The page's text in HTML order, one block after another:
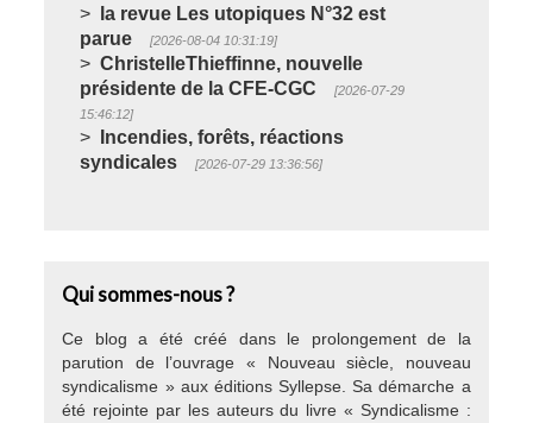
la revue Les utopiques N°32 est
parue
2026-08-04 10:31:19
ChristelleThieffinne, nouvelle
présidente de la CFE-CGC
2026-07-29
15:46:12
Incendies, forêts, réactions
syndicales
2026-07-29 13:36:56
Qui sommes-nous ?
Ce blog a été créé dans le prolongement de la
parution de l’ouvrage « Nouveau siècle, nouveau
syndicalisme » aux éditions Syllepse. Sa démarche a
été rejointe par les auteurs du livre « Syndicalisme :